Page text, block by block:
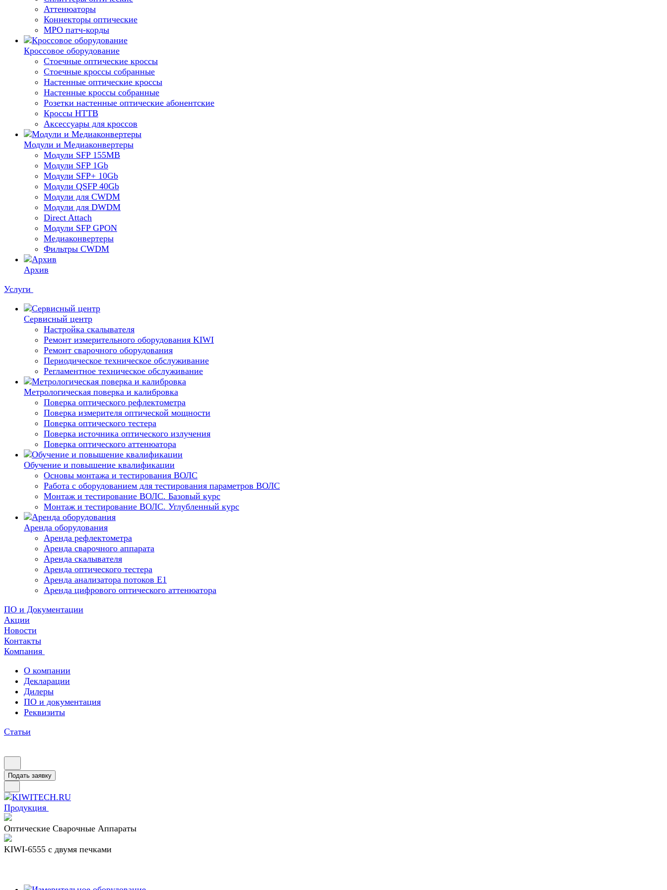
Аттенюаторы
Коннекторы оптические
MPO патч-корды
Кроссовое оборудование
Стоечные оптические кроссы
Стоечные кроссы собранные
Настенные оптические кроссы
Настенные кроссы собранные
Розетки настенные оптические абонентские
Кроссы HTTB
Аксессуары для кроссов
Модули и Медиаконвертеры
Модули SFP 155MB
Модули SFP 1Gb
Модули SFP+ 10Gb
Модули QSFP 40Gb
Модули для CWDM
Модули для DWDM
Direct Attach
Модули SFP GPON
Медиаконвертеры
Фильтры CWDM
Архив
Услуги
Сервисный центр
Настройка скалывателя
Ремонт измерительного оборудования KIWI
Ремонт сварочного оборудования
Периодическое техническое обслуживание
Регламентное техническое обслуживание
Метрологическая поверка и калибровка
Поверка оптического рефлектометра
Поверка измерителя оптической мощности
Поверка оптического тестера
Поверка источника оптического излучения
Поверка оптического аттенюатора
Обучение и повышение квалификации
Основы монтажа и тестирования ВОЛС
Работа с оборудованием для тестирования параметров ВОЛС
Монтаж и тестирование ВОЛС. Базовый курс
Монтаж и тестирование ВОЛС. Углубленный курс
Аренда оборудования
Аренда рефлектометра
Аренда сварочного аппарата
Аренда скалывателя
Аренда оптического тестера
Аренда анализатора потоков Е1
Аренда цифрового оптического аттенюатора
ПО и Документации
Акции
Новости
Контакты
Компания
О компании
Декларации
Дилеры
ПО и документация
Реквизиты
Статьи
Подать заявку
Продукция
Оптические Сварочные Аппараты
KIWI-6555 c двумя печками